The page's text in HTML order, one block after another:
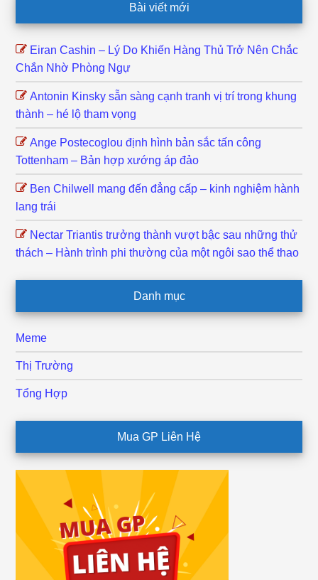
Bài viết mới
Eiran Cashin – Lý Do Khiến Hàng Thủ Trở Nên Chắc
Chắn Nhờ Phòng Ngự
Antonin Kinsky sẵn sàng cạnh tranh vị trí trong khung
thành – hé lộ tham vọng
Ange Postecoglou định hình bản sắc tấn công
Tottenham – Bản hợp xướng áp đảo
Ben Chilwell mang đến đẳng cấp – kinh nghiệm hành
lang trái
Nectar Triantis trưởng thành vượt bậc sau những thử
thách – Hành trình phi thường của một ngôi sao thể thao
Danh mục
Meme
Thị Trường
Tổng Hợp
Mua GP Liên Hệ